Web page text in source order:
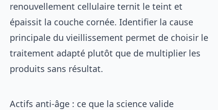
renouvellement cellulaire ternit le teint et
épaissit la couche cornée. Identifier la cause
principale du vieillissement permet de choisir le
traitement adapté plutôt que de multiplier les
produits sans résultat.
Actifs anti-âge : ce que la science valide